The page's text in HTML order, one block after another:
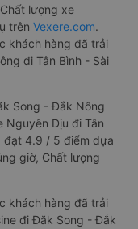
lượng xe
trên Vexere.com.
khách hàng đã trải
đi Tân Bình - Sài
Song - Đắk Nông
Dịu đi Tân
đạt 4.9 / 5 điểm dựa
giờ, Chất lượng
khách hàng đã trải
đi Đăk Song - Đắk